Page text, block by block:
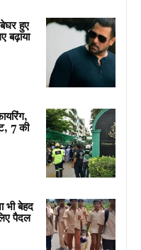
हुए
बढ़ाया
7 की
भी बेहद
पैदल